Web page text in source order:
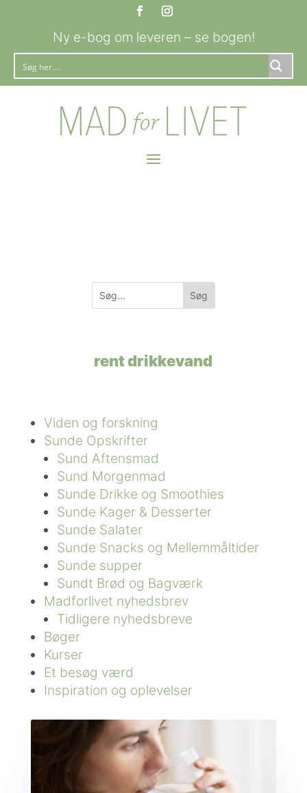
Ny e-bog om leveren – se bogen!
rent drikkevand
Viden og forskning
Sunde Opskrifter
Sund Aftensmad
Sund Morgenmad
Sunde Drikke og Smoothies
Sunde Kager & Desserter
Sunde Salater
Sunde Snacks og Mellemmåltider
Sunde supper
Sundt Brød og Bagværk
Madforlivet nyhedsbrev
Tidligere nyhedsbreve
Bøger
Kurser
Et besøg værd
Inspiration og oplevelser